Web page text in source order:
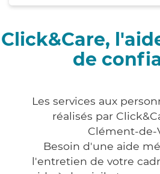
Click&Care,
de
Les services aux
réalisés par
Clément-de-
Besoin d'une aide
l'entretien de votre